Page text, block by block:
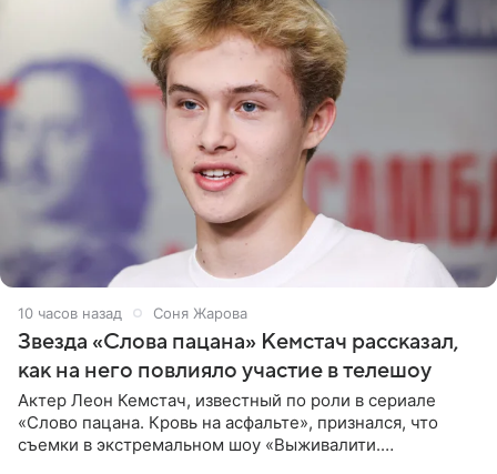
10 часов назад Соня Жарова
Звезда «Слова пацана» Кемстач рассказал,
как на него повлияло участие в телешоу
Актер Леон Кемстач, известный по роли в сериале
«Слово пацана. Кровь на асфальте», признался, что
съемки в экстремальном шоу «Выживалити.